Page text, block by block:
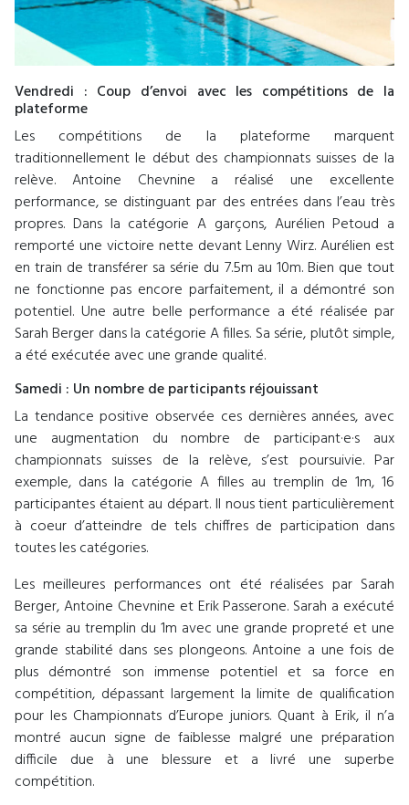
Vendredi : Coup d’envoi avec les compétitions de la
plateforme
Les compétitions de la plateforme marquent
traditionnellement le début des championnats suisses de la
relève. Antoine Chevnine a réalisé une excellente
performance, se distinguant par des entrées dans l’eau très
propres. Dans la catégorie A garçons, Aurélien Petoud a
remporté une victoire nette devant Lenny Wirz. Aurélien est
en train de transférer sa série du 7.5m au 10m. Bien que tout
ne fonctionne pas encore parfaitement, il a démontré son
potentiel. Une autre belle performance a été réalisée par
Sarah Berger dans la catégorie A filles. Sa série, plutôt simple,
a été exécutée avec une grande qualité.
Samedi : Un nombre de participants réjouissant
La tendance positive observée ces dernières années, avec
une augmentation du nombre de participant·e·s aux
championnats suisses de la relève, s’est poursuivie. Par
exemple, dans la catégorie A filles au tremplin de 1m, 16
participantes étaient au départ. Il nous tient particulièrement
à coeur d’atteindre de tels chiffres de participation dans
toutes les catégories.
Les meilleures performances ont été réalisées par Sarah
Berger, Antoine Chevnine et Erik Passerone. Sarah a exécuté
sa série au tremplin du 1m avec une grande propreté et une
grande stabilité dans ses plongeons. Antoine a une fois de
plus démontré son immense potentiel et sa force en
compétition, dépassant largement la limite de qualification
pour les Championnats d’Europe juniors. Quant à Erik, il n’a
montré aucun signe de faiblesse malgré une préparation
difficile due à une blessure et a livré une superbe
compétition.